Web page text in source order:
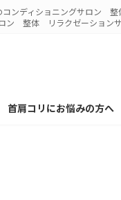
コンディショニングサロン
ン 整体 リラクゼーション
首肩コリにお悩みの方へ